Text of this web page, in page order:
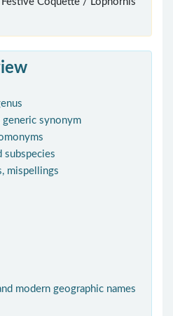
generic synonym
subspecies
mispellings
modern geographic names